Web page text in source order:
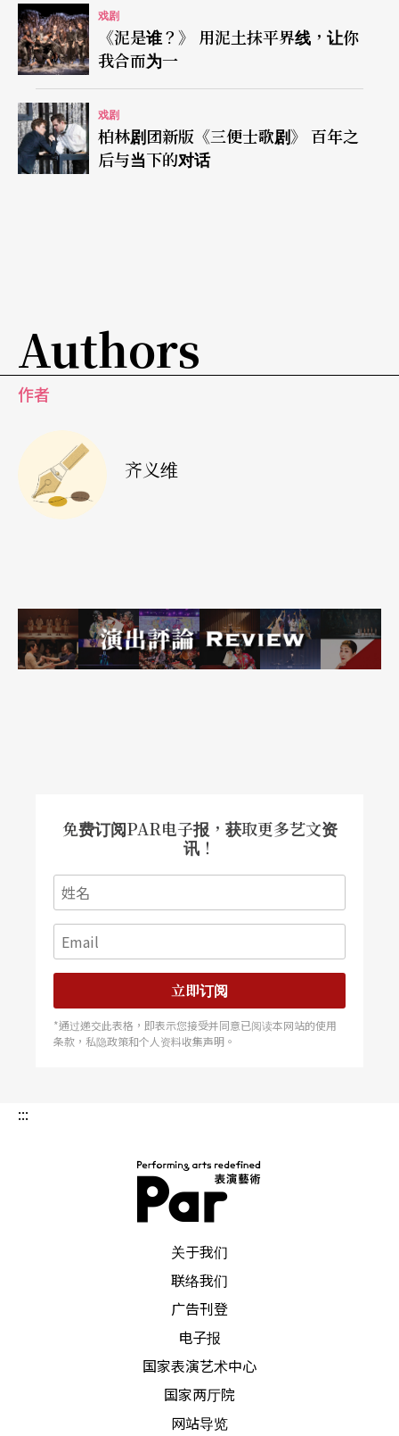
戏剧
《泥是谁？》 用泥土抹平界线，让你
我合而为一
戏剧
柏林剧团新版《三便士歌剧》 百年之
后与当下的对话
Authors
作者
齐义维
免费订阅PAR电子报，获取更多艺文资
讯！
立即订阅
*通过递交此表格，即表示您接受并同意已阅读本网站的使用
条款，私隐政策和个人资料收集声明。
:::
关于我们
联络我们
广告刊登
电子报
国家表演艺术中心
国家两厅院
网站导览